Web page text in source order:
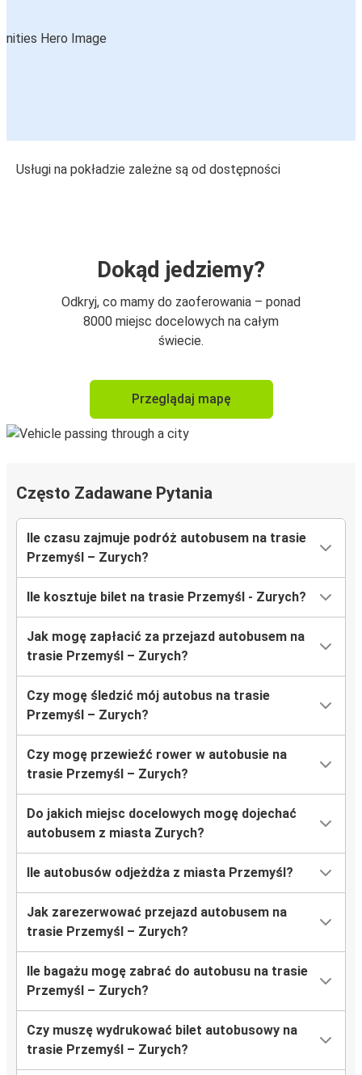
Usługi na pokładzie zależne są od dostępności
Dokąd jedziemy?
Odkryj, co mamy do zaoferowania – ponad
8000 miejsc docelowych na całym
świecie.
Przeglądaj mapę
Często Zadawane Pytania
Ile czasu zajmuje podróż autobusem na trasie
Przemyśl – Zurych?
Ile kosztuje bilet na trasie Przemyśl - Zurych?
Jak mogę zapłacić za przejazd autobusem na
trasie Przemyśl – Zurych?
Czy mogę śledzić mój autobus na trasie
Przemyśl – Zurych?
Czy mogę przewieźć rower w autobusie na
trasie Przemyśl – Zurych?
Do jakich miejsc docelowych mogę dojechać
autobusem z miasta Zurych?
Ile autobusów odjeżdża z miasta Przemyśl?
Jak zarezerwować przejazd autobusem na
trasie Przemyśl – Zurych?
Ile bagażu mogę zabrać do autobusu na trasie
Przemyśl – Zurych?
Czy muszę wydrukować bilet autobusowy na
trasie Przemyśl – Zurych?